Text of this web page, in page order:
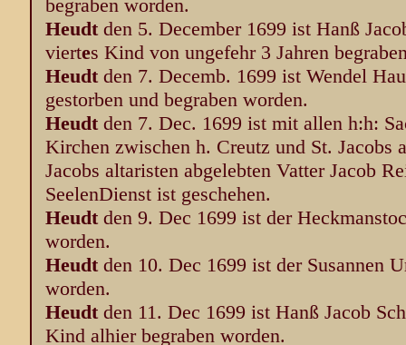
begraben worden.
Heudt den 5. December 1699 ist Hanß
viertes Kind von ungefehr 3 Jahren
Heudt den 7. Decemb. 1699 ist Wendel
gestorben und begraben worden.
Heudt den 7. Dec. 1699 ist mit allen h:h:
Kirchen zwischen h. Creutz und St. Jacobs
Jacobs altaristen abgelebten Vatter Jacob
SeelenDienst ist geschehen.
Heudt den 9. Dec 1699 ist der
worden.
Heudt den 10. Dec 1699 ist der Susannen
worden.
Heudt den 11. Dec 1699 ist Hanß Jacob
Kind alhier begraben worden.